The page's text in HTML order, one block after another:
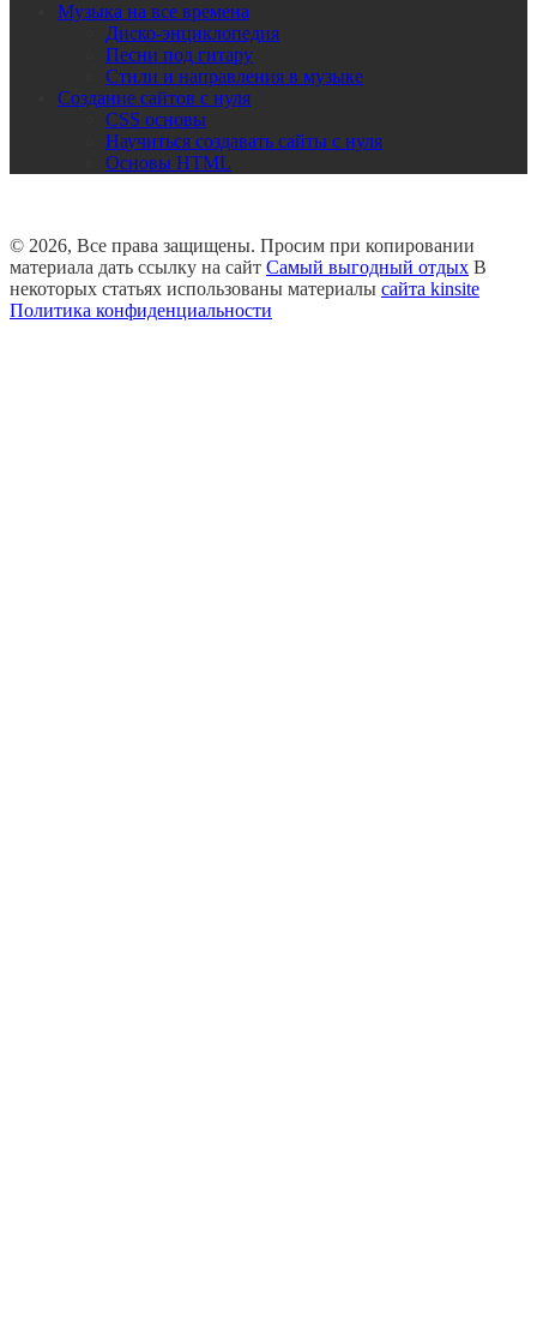
Музыка на все времена
Диско-энциклопедия
Песни под гитару
Стили и направления в музыке
Создание сайтов с нуля
CSS основы
Научиться создавать сайты с нуля
Основы HTML
© 2026, Все права защищены. Просим при копировании
материала дать ссылку на сайт Самый выгодный отдых В
некоторых статьях использованы материалы сайта kinsite
Политика конфиденциальности